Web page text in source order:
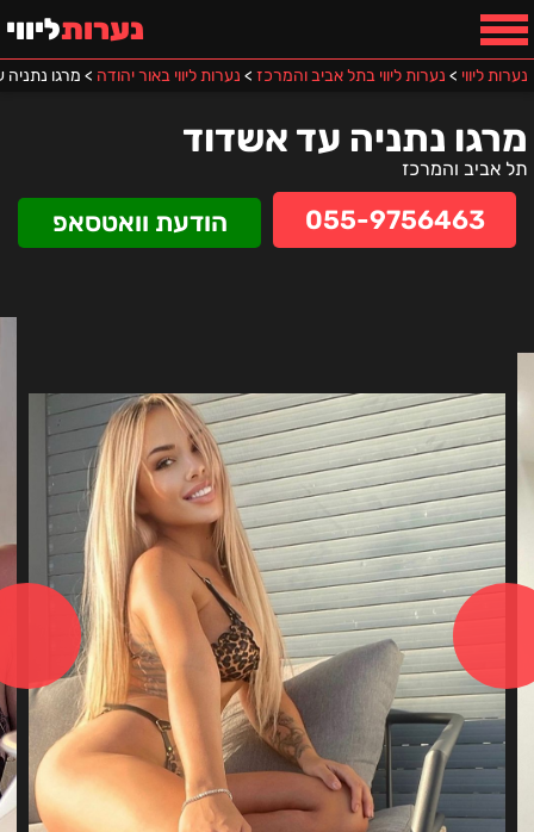
מרגו נתניה עד אשדוד
תל אביב והמרכז
055-9756463 הודעת וואטסאפ
נערותליווי
נערות ליווי > נערות ליווי בתל אביב והמרכז > נערות ליווי באור יהודה > מרגו